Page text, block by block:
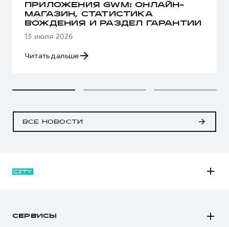
ПРИЛОЖЕНИЯ GWM: ОНЛАЙН-
МАГАЗИН, СТАТИСТИКА
ВОЖДЕНИЯ И РАЗДЕЛ ГАРАНТИИ
13 июля 2026
Читать дальше
ВСЕ НОВОСТИ
СЕРВИСЫ